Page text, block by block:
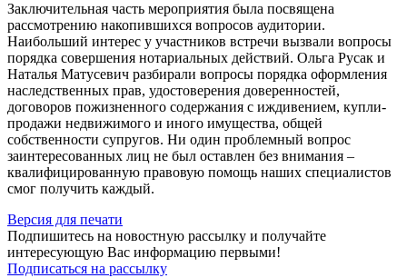
Заключительная часть мероприятия была посвящена
рассмотрению накопившихся вопросов аудитории.
Наибольший интерес у участников встречи вызвали вопросы
порядка совершения нотариальных действий. Ольга Русак и
Наталья Матусевич разбирали вопросы порядка оформления
наследственных прав, удостоверения доверенностей,
договоров пожизненного содержания с иждивением, купли-
продажи недвижимого и иного имущества, общей
собственности супругов. Ни один проблемный вопрос
заинтересованных лиц не был оставлен без внимания –
квалифицированную правовую помощь наших специалистов
смог получить каждый.
Версия для печати
Подпишитесь на новостную рассылку и получайте
интересующую Вас информацию первыми!
Подписаться на рассылку